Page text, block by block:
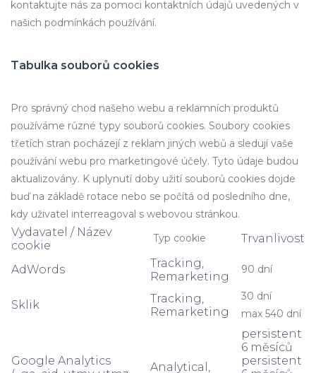
kontaktujte nás za pomoci kontaktních údajů uvedených v
našich podmínkách používání.
Tabulka souborů cookies
Pro správný chod našeho webu a reklamních produktů
používáme různé typy souborů cookies. Soubory cookies
třetích stran pocházejí z reklam jiných webů a sledují vaše
používání webu pro marketingové účely. Tyto údaje budou
aktualizovány. K uplynutí doby užití souborů cookies dojde
buď na základě rotace nebo se počítá od posledního dne,
kdy uživatel interreagoval s webovou stránkou.
Vydavatel / Název
cookie
Typ cookie Trvanlivost
AdWords
Tracking,
Remarketing
90 dní
Sklik
Tracking,
Remarketing
30 dní
max 540 dní
Google Analytics
Analytical,
persistent
6 měsíců
persistent